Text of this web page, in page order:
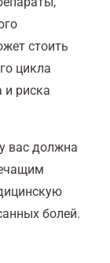
стоить
цикла
и риска
вас должна
болей.